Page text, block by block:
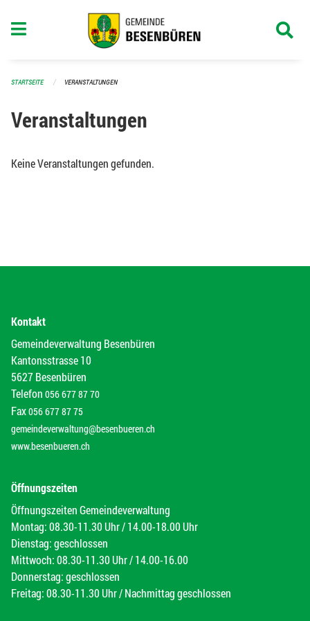
STARTSEITE VERANSTALTUNGEN
Veranstaltungen
Keine Veranstaltungen gefunden.
Kontakt
Gemeindeverwaltung Besenbüren
Kantonsstrasse 10
5627 Besenbüren
Telefon 056 677 87 70
Fax056 677 87 75
gemeindeverwaltung@besenbueren.ch
www.besenbueren.ch
Öffnungszeiten
Öffnungszeiten Gemeindeverwaltung
Montag: 08.30-11.30 Uhr / 14.00-18.00 Uhr
Dienstag: geschlossen
Mittwoch: 08.30-11.30 Uhr / 14.00-16.00
Donnerstag: geschlossen
Freitag: 08.30-11.30 Uhr / Nachmittag geschlossen